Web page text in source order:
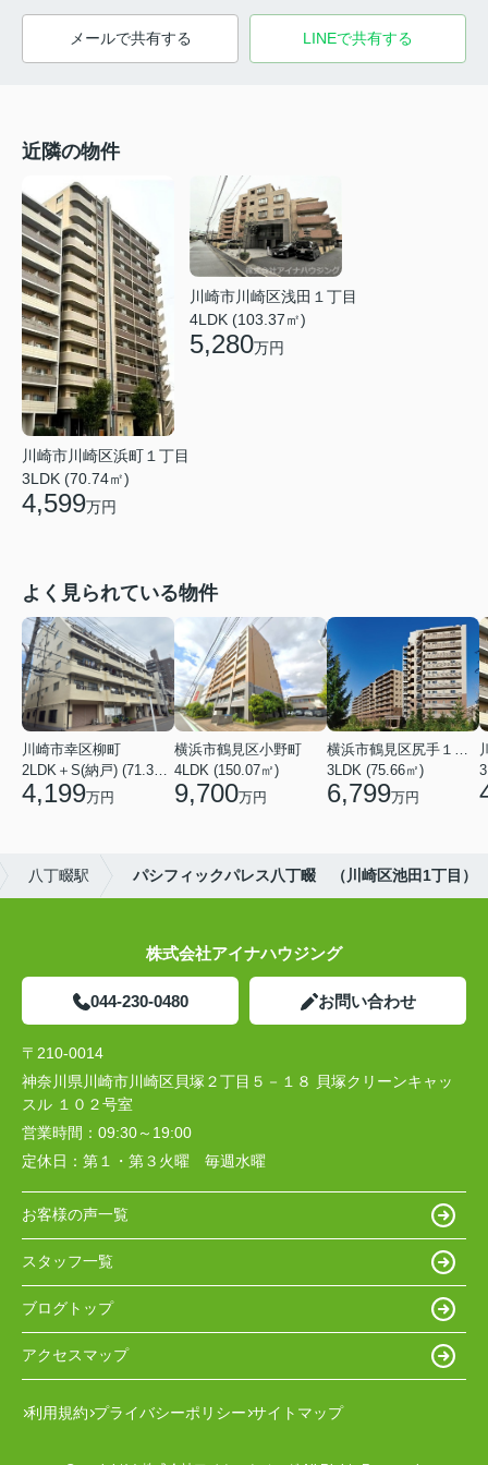
メールで共有する LINEで共有する
近隣の物件
川崎市川崎区浜町１丁目
3LDK (70.74㎡)
4,599万円
川崎市川崎区浅田１丁目
4LDK (103.37㎡)
5,280万円
よく見られている物件
川崎市幸区柳町
4,199万円
横浜市鶴見区小野町
4LDK (150.07㎡)
9,700万円
3LDK (75.66㎡)
6,799万円
八丁畷駅 パシフィックパレス八丁畷 （川崎区池田1丁目）
株式会社アイナハウジング
044-230-0480 お問い合わせ
〒210-0014
神奈川県川崎市川崎区貝塚２丁目５－１８ 貝塚クリーンキャッ
スル １０２号室
営業時間： 09:30～19:00
定休日： 第１・第３火曜 毎週水曜
お客様の声一覧
スタッフ一覧
ブログトップ
アクセスマップ
利用規約 プライバシーポリシー サイトマップ